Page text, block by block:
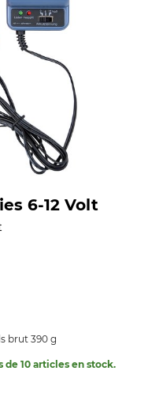
6-12 Volt
brut 390 g
de 10 articles en stock.